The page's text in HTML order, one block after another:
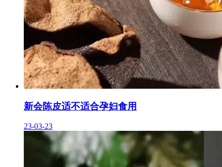
新会陈皮适不适合孕妇食用
23-03-23